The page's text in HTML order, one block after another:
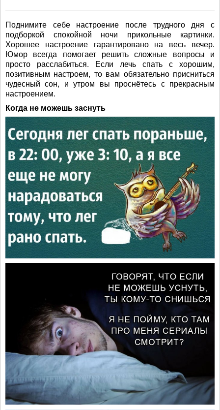
Поднимите себе настроение после трудного дня с
подборкой спокойной ночи прикольные картинки.
Хорошее настроение гарантировано на весь вечер.
Юмор всегда помогает решить сложные вопросы и
просто расслабиться. Если лечь спать с хорошим,
позитивным настроем, то вам обязательно присниться
чудесный сон, и утром вы проснётесь с прекрасным
настроением.
Когда не можешь заснуть